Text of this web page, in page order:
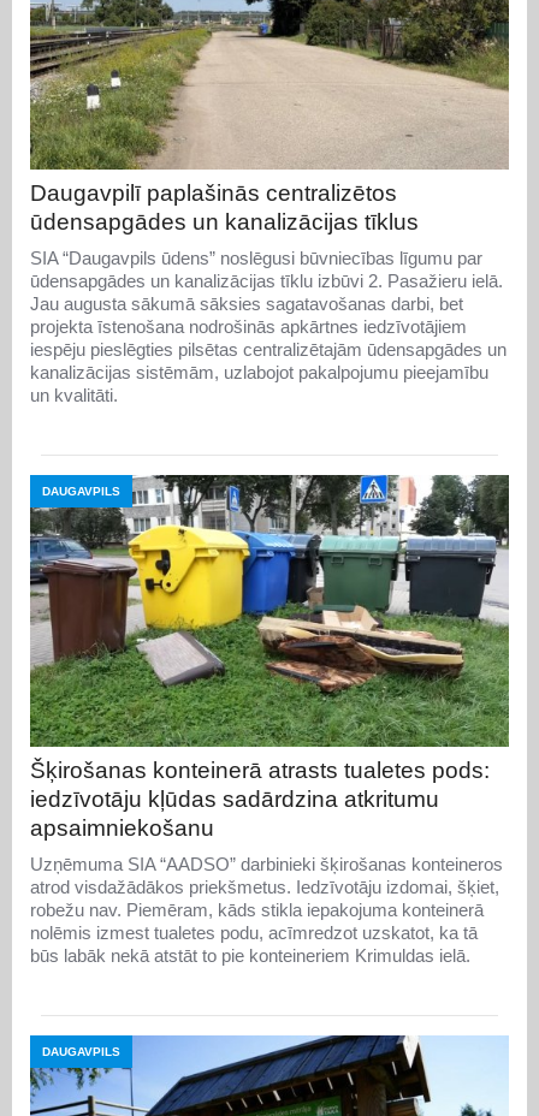
Daugavpilī paplašinās centralizētos
ūdensapgādes un kanalizācijas tīklus
SIA “Daugavpils ūdens” noslēgusi būvniecības līgumu par
ūdensapgādes un kanalizācijas tīklu izbūvi 2. Pasažieru ielā.
Jau augusta sākumā sāksies sagatavošanas darbi, bet
projekta īstenošana nodrošinās apkārtnes iedzīvotājiem
iespēju pieslēgties pilsētas centralizētajām ūdensapgādes un
kanalizācijas sistēmām, uzlabojot pakalpojumu pieejamību
un kvalitāti.
DAUGAVPILS
Šķirošanas konteinerā atrasts tualetes pods:
iedzīvotāju kļūdas sadārdzina atkritumu
apsaimniekošanu
Uzņēmuma SIA “AADSO” darbinieki šķirošanas konteineros
atrod visdažādākos priekšmetus. Iedzīvotāju izdomai, šķiet,
robežu nav. Piemēram, kāds stikla iepakojuma konteinerā
nolēmis izmest tualetes podu, acīmredzot uzskatot, ka tā
būs labāk nekā atstāt to pie konteineriem Krimuldas ielā.
DAUGAVPILS